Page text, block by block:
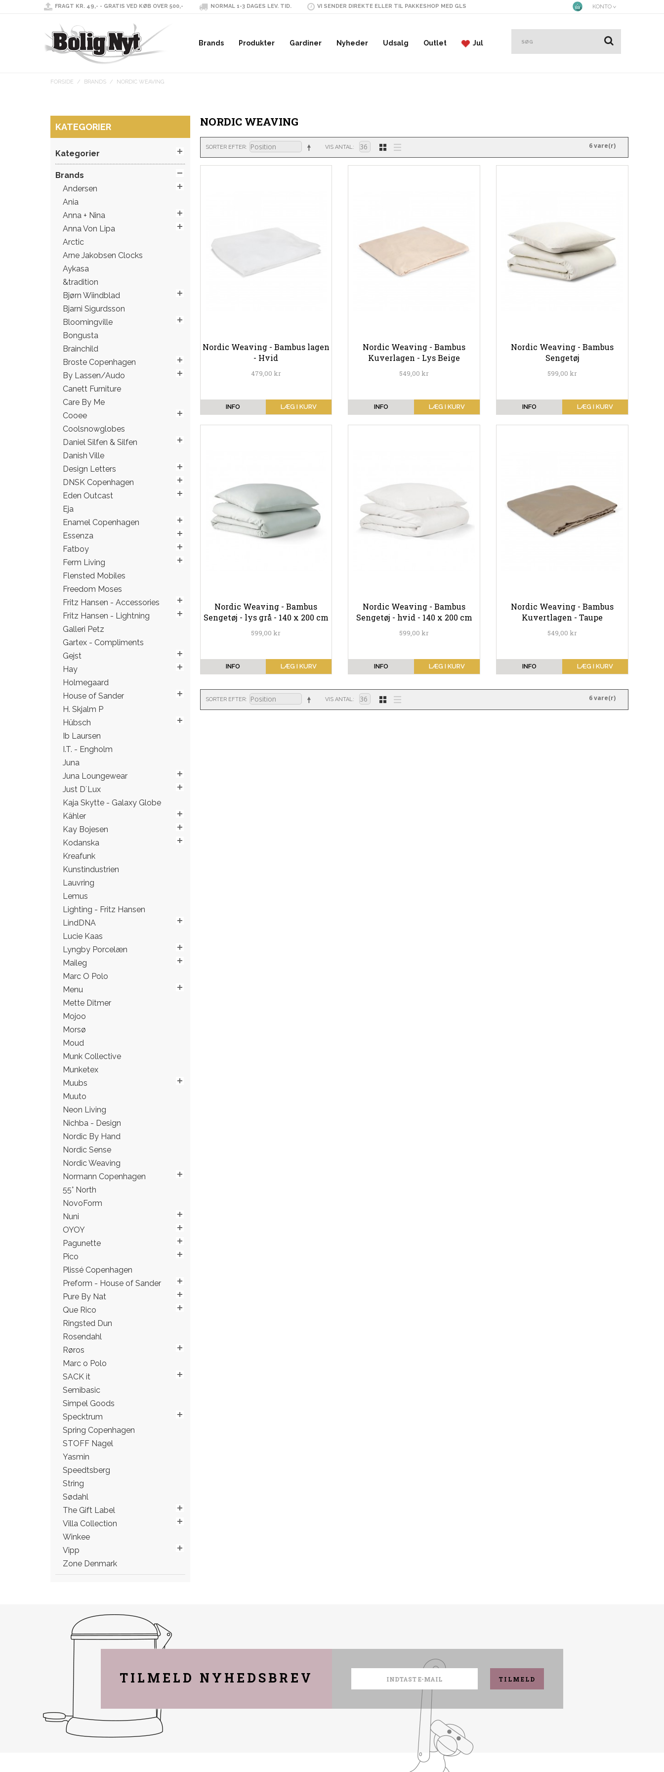
FRAGT KR. 49,- - GRATIS VED KØB OVER 500,- NORMAL 1-3 DAGES LEV. TID. VI SENDER DIREKTE ELLER TIL PAKKESHOP MED GLS KONTO
Brands Produkter Gardiner Nyheder Udsalg Outlet Jul
FORSIDE / BRANDS / NORDIC WEAVING
KATEGORIER
Kategorier
Brands
Andersen
Ania
Anna + Nina
Anna Von Lipa
Arctic
Arne Jakobsen Clocks
Aykasa
&tradition
Bjørn Wiindblad
Bjarni Sigurdsson
Bloomingville
Bongusta
Brainchild
Broste Copenhagen
By Lassen/Audo
Canett Furniture
Care By Me
Cooee
Coolsnowglobes
Daniel Silfen & Silfen
Danish Ville
Design Letters
DNSK Copenhagen
Eden Outcast
Eja
Enamel Copenhagen
Essenza
Fatboy
Ferm Living
Flensted Mobiles
Freedom Moses
Fritz Hansen - Accessories
Fritz Hansen - Lightning
Galleri Petz
Gartex - Compliments
Gejst
Hay
Holmegaard
House of Sander
H. Skjalm P
Hübsch
Ib Laursen
I.T. - Engholm
Juna
Juna Loungewear
Just D´Lux
Kaja Skytte - Galaxy Globe
Kähler
Kay Bojesen
Kodanska
Kreafunk
Kunstindustrien
Lauvring
Lemus
Lighting - Fritz Hansen
LindDNA
Lucie Kaas
Lyngby Porcelæn
Maileg
Marc O Polo
Menu
Mette Ditmer
Mojoo
Morsø
Moud
Munk Collective
Munketex
Muubs
Muuto
Neon Living
Nichba - Design
Nordic By Hand
Nordic Sense
Nordic Weaving
Normann Copenhagen
55° North
NovoForm
Nuni
OYOY
Pagunette
Pico
Plissé Copenhagen
Preform - House of Sander
Pure By Nat
Que Rico
Ringsted Dun
Rosendahl
Røros
Marc o Polo
SACK it
Semibasic
Simpel Goods
Specktrum
Spring Copenhagen
STOFF Nagel
Yasmin
Speedtsberg
String
Sødahl
The Gift Label
Villa Collection
Winkee
Vipp
Zone Denmark
NORDIC WEAVING
SORTER EFTER VIS ANTAL 6 vare(r)
Nordic Weaving - Bambus lagen
- Hvid
479,00 kr
LÆG I KURV
INFO
Nordic Weaving - Bambus
Kuverlagen - Lys Beige
549,00 kr
LÆG I KURV
INFO
Nordic Weaving - Bambus
Sengetøj
599,00 kr
LÆG I KURV
INFO
Nordic Weaving - Bambus
Sengetøj - lys grå - 140 x 200 cm
599,00 kr
LÆG I KURV
INFO
Nordic Weaving - Bambus
Sengetøj - hvid - 140 x 200 cm
599,00 kr
LÆG I KURV
INFO
Nordic Weaving - Bambus
Kuvertlagen - Taupe
549,00 kr
LÆG I KURV
INFO
SORTER EFTER VIS ANTAL 6 vare(r)
TILMELD NYHEDSBREV TILMELD